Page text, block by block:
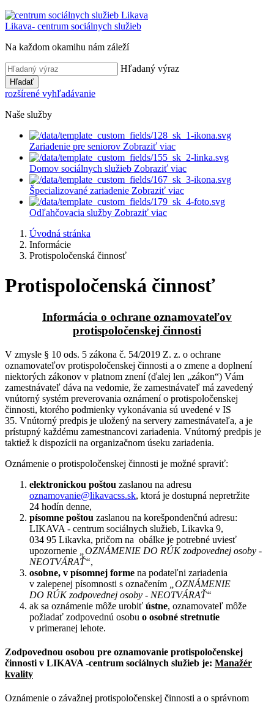
Likava- centrum sociálnych služieb
Na každom okamihu nám záleží
Hľadaný výraz
Hľadať
rozšírené vyhľadávanie
Naše služby
Zariadenie pre seniorov Zobraziť viac
Domov sociálnych služieb Zobraziť viac
Špecializované zariadenie Zobraziť viac
Odľahčovacia služby Zobraziť viac
Úvodná stránka
Informácie
Protispoločenská činnosť
Protispoločenská činnosť
Informácia o ochrane oznamovateľov
protispoločenskej činnosti
V zmysle § 10 ods. 5 zákona č. 54/2019 Z. z. o ochrane
oznamovateľov protispoločenskej činnosti a o zmene a doplnení
niektorých zákonov v platnom znení (ďalej len „zákon“) Vám
zamestnávateľ dáva na vedomie, že zamestnávateľ má zavedený
vnútorný systém preverovania oznámení o protispoločenskej
činnosti, ktorého podmienky vykonávania sú uvedené v IS
35. Vnútorný predpis je uložený na servery zamestnávateľa, a je
prístupný každému zamestnancovi zariadenia. Vnútorný predpis je
taktiež k dispozícii na organizačnom úseku zariadenia.
Oznámenie o protispoločenskej činnosti je možné spraviť:
elektronickou poštou zaslanou na adresu
oznamovanie@likavacss.sk, ktorá je dostupná nepretržite
24 hodín denne,
písomne poštou zaslanou na korešpondenčnú adresu:
LIKAVA - centrum sociálnych služieb, Likavka 9,
034 95 Likavka, pričom na obálke je potrebné uviesť
upozornenie
„OZNÁMENIE DO RÚK zodpovednej osoby -
NEOTVÁRAŤ“,
osobne, v písomnej forme na podateľni zariadenia
v zalepenej písomnosti s označením
„OZNÁMENIE
DO RÚK zodpovednej osoby - NEOTVÁRAŤ“
ak sa oznámenie môže urobiť ústne, oznamovateľ môže
požiadať zodpovednú osobu o osobné stretnutie
v primeranej lehote.
Zodpovednou osobou pre oznamovanie protispoločenskej
činnosti v LIKAVA -centrum sociálnych služieb je: Manažér
kvality
Oznámenie o závažnej protispoločenskej činnosti a o správnom